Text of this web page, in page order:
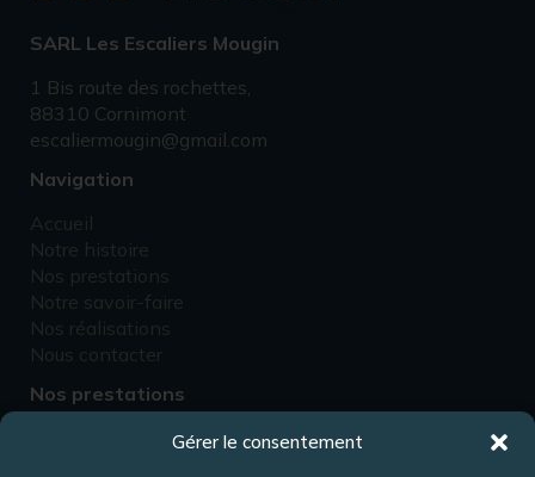
Gérer le consentement
SARL Les Escaliers Mougin
1 Bis route des rochettes,
88310 Cornimont
escaliermougin@gmail.com
Navigation
Accueil
Notre histoire
Nos prestations
Notre savoir-faire
Nos réalisations
Nous contacter
Nos prestations
Fabricant d’escaliers